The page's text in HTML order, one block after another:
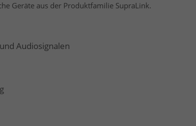
Geräte aus der Produktfamilie SupraLink.
Audiosignalen